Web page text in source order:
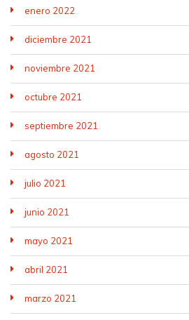
enero 2022
diciembre 2021
noviembre 2021
octubre 2021
septiembre 2021
agosto 2021
julio 2021
junio 2021
mayo 2021
abril 2021
marzo 2021